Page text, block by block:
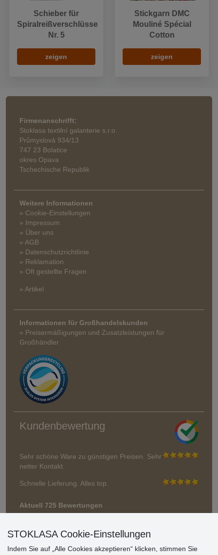
Schieber für
Spiralreißverschlüsse
Nr. 5
zeigen
Stickgarn DMC
Mouliné Spécial
Cotton
zeigen
Firmenanschrifft:
Stoklasa textilní galanterie s.r.o.
Průmyslová 934/13
747 23 Bolatice
okres Opava
Tschechische Republik
Weitere Informationen
» Cookie-Einstellungen
» Impressum
» Über uns
» AGB
» Datenschutzrichtlinie
» Reklamation
» Oft gestellte Fragen
» Artikel
Informationen für Großhandelskunden
» Preisermäßigungen und Zusatzleistungen für
Großhändler
Kundenbewertung
Sehr schöne Ware zu günstigen Preisen. Sehr
netter Kontakt.
Schnelle Lieferung. Alles top.
Aktuell 725 Bewertungen
STOKLASA Cookie-Einstellungen
Indem Sie auf „Alle Cookies akzeptieren“ klicken, stimmen Sie